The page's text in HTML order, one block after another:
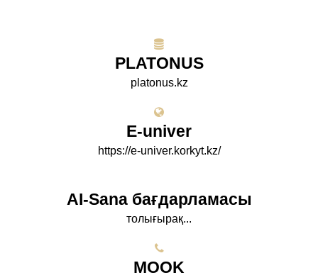
PLATONUS
platonus.kz
E-univer
https://e-univer.korkyt.kz/
AI-Sana бағдарламасы
толығырақ...
МООK